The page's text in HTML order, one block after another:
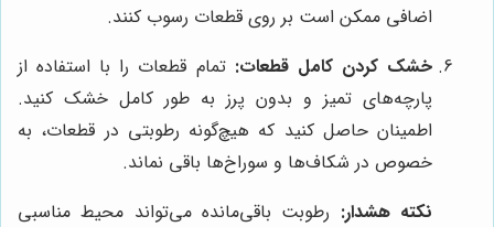
اضافی ممکن است بر روی قطعات رسوب کنند.
خشک کردن کامل قطعات: تمام قطعات را با استفاده از
پارچه‌های تمیز و بدون پرز به طور کامل خشک کنید.
اطمینان حاصل کنید که هیچ‌گونه رطوبتی در قطعات، به
خصوص در شکاف‌ها و سوراخ‌ها باقی نماند.
نکته هشدار: رطوبت باقی‌مانده می‌تواند محیط مناسبی